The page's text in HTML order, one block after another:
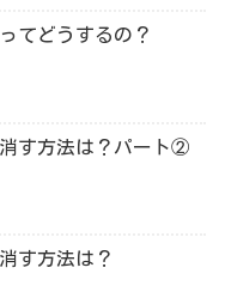
てどうするの？
す方法は？パート②
す方法は？